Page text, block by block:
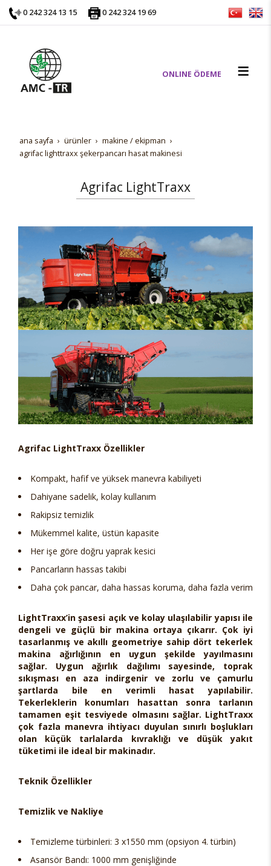
0 242 324 13 15 0 242 324 19 69
ONLINE ÖDEME
ana sayfa ürünler
maki̇ne / eki̇pman
agrifac lighttraxx şekerpancarı hasat makinesi
Agrifac LightTraxx
Agrifac LightTraxx Özellikler
Kompakt, hafif ve yüksek manevra kabiliyeti
Dahiyane sadelik, kolay kullanım
Rakipsiz temizlik
Mükemmel kalite, üstün kapasite
Her işe göre doğru yaprak kesici
Pancarların hassas takibi
Daha çok pancar, daha hassas koruma, daha fazla verim
LightTraxx’in şasesi açık ve kolay ulaşılabilir yapısı ile
dengeli ve güçlü bir makina ortaya çıkarır. Çok iyi
tasarlanmış ve akıllı geometriye sahip dört tekerlek
makina ağırlığının en uygun şekilde yayılmasını
sağlar. Uygun ağırlık dağılımı sayesinde, toprak
sıkışması en aza indirgenir ve zorlu ve çamurlu
şartlarda bile en verimli hasat yapılabilir.
Tekerleklerin konumları hasattan sonra tarlanın
tamamen eşit tesviyede olmasını sağlar. LightTraxx
çok fazla manevra ihtiyacı duyulan sınırlı boşlukları
olan küçük tarlalarda kıvraklığı ve düşük yakıt
tüketimi ile ideal bir makinadır.
Teknik Özellikler
Temizlik ve Nakliye
Temizleme türbinleri: 3 x1550 mm (opsiyon 4. türbin)
Asansör Bandı: 1000 mm genişliğinde